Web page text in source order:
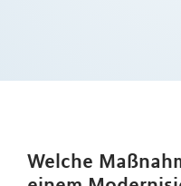
Welche